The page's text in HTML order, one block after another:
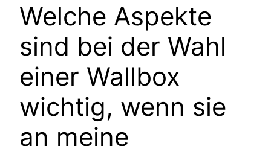
Welche Aspekte
sind bei der Wahl
einer Wallbox
wichtig, wenn sie
an meine